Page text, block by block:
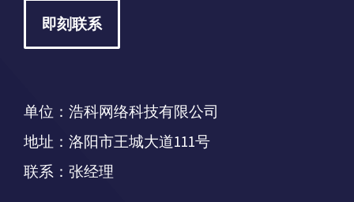
即刻联系
单位：浩科网络科技有限公司
地址：洛阳市王城大道111号
联系：张经理